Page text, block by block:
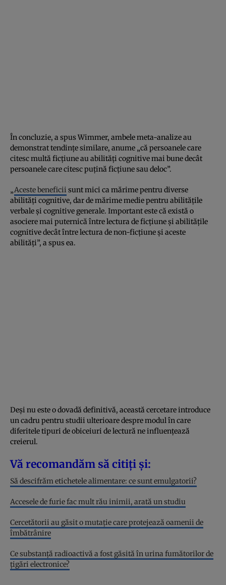
În concluzie, a spus Wimmer, ambele meta-analize au
demonstrat tendințe similare, anume „că persoanele care
citesc multă ficțiune au abilități cognitive mai bune decât
persoanele care citesc puțină ficțiune sau deloc”.
„Aceste beneficii sunt mici ca mărime pentru diverse
abilități cognitive, dar de mărime medie pentru abilitățile
verbale și cognitive generale. Important este că există o
asociere mai puternică între lectura de ficțiune și abilitățile
cognitive decât între lectura de non-ficțiune și aceste
abilități”, a spus ea.
Deși nu este o dovadă definitivă, această cercetare introduce
un cadru pentru studii ulterioare despre modul în care
diferitele tipuri de obiceiuri de lectură ne influențează
creierul.
Vă recomandăm să citiți și:
Să descifrăm etichetele alimentare: ce sunt emulgatorii?
Accesele de furie fac mult rău inimii, arată un studiu
Cercetătorii au găsit o mutație care protejează oamenii de
îmbătrânire
Ce substanță radioactivă a fost găsită în urina fumătorilor de
țigări electronice?